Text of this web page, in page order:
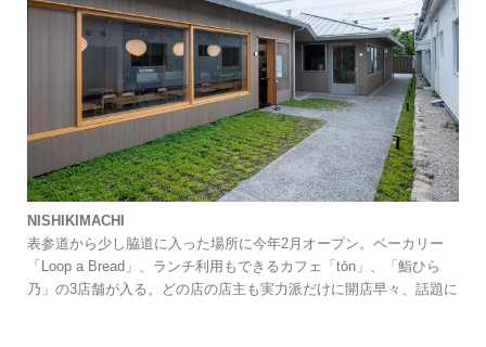
NISHIKIMACHI
表参道から少し脇道に入った場所に今年2月オープン。ベーカリー
「Loop a Bread」、ランチ利用もできるカフェ「tōn」、「鮨ひら
乃」の3店舗が入る。どの店の店主も実力派だけに開店早々、話題に